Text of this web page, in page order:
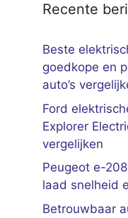
Recente
Beste
goedkope en
auto’s
Ford
Explorer
vergelijken
Peugeot e-
laad snelheid
Betrouwbaar